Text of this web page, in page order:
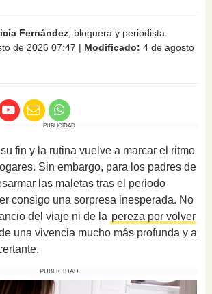
Fernández , bloguera y periodista
de 2026 07:47 | Modificado: 4 de agosto
PUBLICIDAD
fin y la rutina vuelve a marcar el ritmo
Sin embargo, para los padres de
las maletas tras el periodo
consigo una sorpresa inesperada. No
del viaje ni de la pereza por volver
una vivencia mucho más profunda y a
PUBLICIDAD